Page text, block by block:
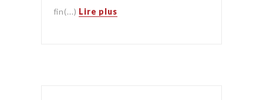
fin(...) Lire plus